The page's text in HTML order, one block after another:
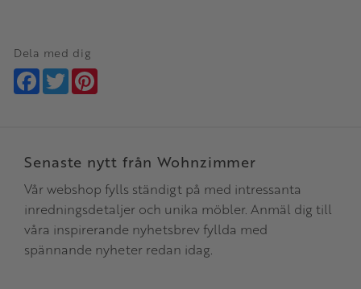
Dela med dig
Facebook
Twitter
Senaste nytt från Wohnzimmer
Vår webshop fylls ständigt på med intressanta
inredningsdetaljer och unika möbler. Anmäl dig till
våra inspirerande nyhetsbrev fyllda med
spännande nyheter redan idag.